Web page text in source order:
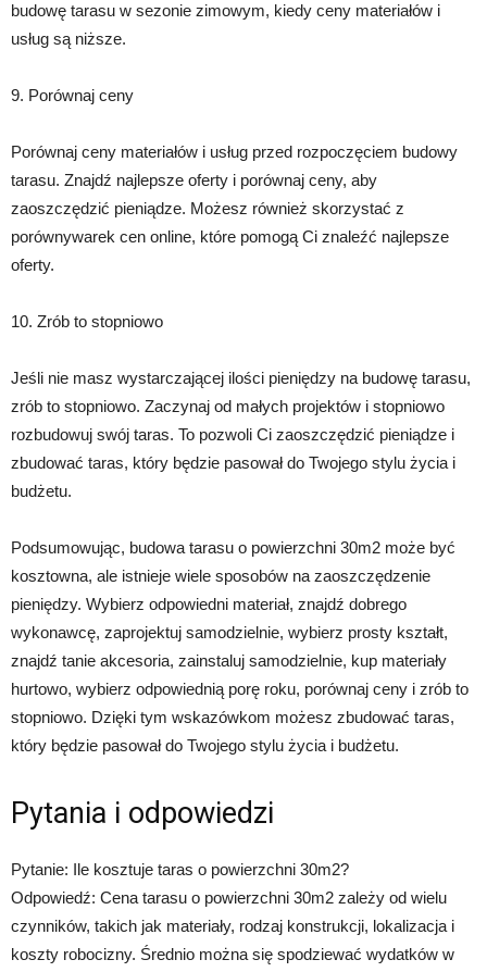
budowę tarasu w sezonie zimowym, kiedy ceny materiałów i
usług są niższe.
9. Porównaj ceny
Porównaj ceny materiałów i usług przed rozpoczęciem budowy
tarasu. Znajdź najlepsze oferty i porównaj ceny, aby
zaoszczędzić pieniądze. Możesz również skorzystać z
porównywarek cen online, które pomogą Ci znaleźć najlepsze
oferty.
10. Zrób to stopniowo
Jeśli nie masz wystarczającej ilości pieniędzy na budowę tarasu,
zrób to stopniowo. Zaczynaj od małych projektów i stopniowo
rozbudowuj swój taras. To pozwoli Ci zaoszczędzić pieniądze i
zbudować taras, który będzie pasował do Twojego stylu życia i
budżetu.
Podsumowując, budowa tarasu o powierzchni 30m2 może być
kosztowna, ale istnieje wiele sposobów na zaoszczędzenie
pieniędzy. Wybierz odpowiedni materiał, znajdź dobrego
wykonawcę, zaprojektuj samodzielnie, wybierz prosty kształt,
znajdź tanie akcesoria, zainstaluj samodzielnie, kup materiały
hurtowo, wybierz odpowiednią porę roku, porównaj ceny i zrób to
stopniowo. Dzięki tym wskazówkom możesz zbudować taras,
który będzie pasował do Twojego stylu życia i budżetu.
Pytania i odpowiedzi
Pytanie: Ile kosztuje taras o powierzchni 30m2?
Odpowiedź: Cena tarasu o powierzchni 30m2 zależy od wielu
czynników, takich jak materiały, rodzaj konstrukcji, lokalizacja i
koszty robocizny. Średnio można się spodziewać wydatków w